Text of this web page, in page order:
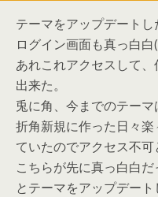
テーマをアップデート
ログイン画面も真っ白白
あれこれアクセスして
出来た。
兎に角、今までのテーマ
折角新規に作った日々
ていたのでアクセス不可
こちらが先に真っ白白
とテーマをアップデート